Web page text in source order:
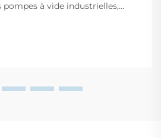
pompes à vide industrielles,
et des conférences avec des